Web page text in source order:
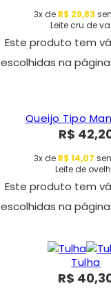
3x de R$ 29,83
Leite cru de
Este produto tem
escolhidas na
Queijo Tipo
R$
3x de R$ 14,07
Leite de
Este produto tem
escolhidas na
Tulha
R$